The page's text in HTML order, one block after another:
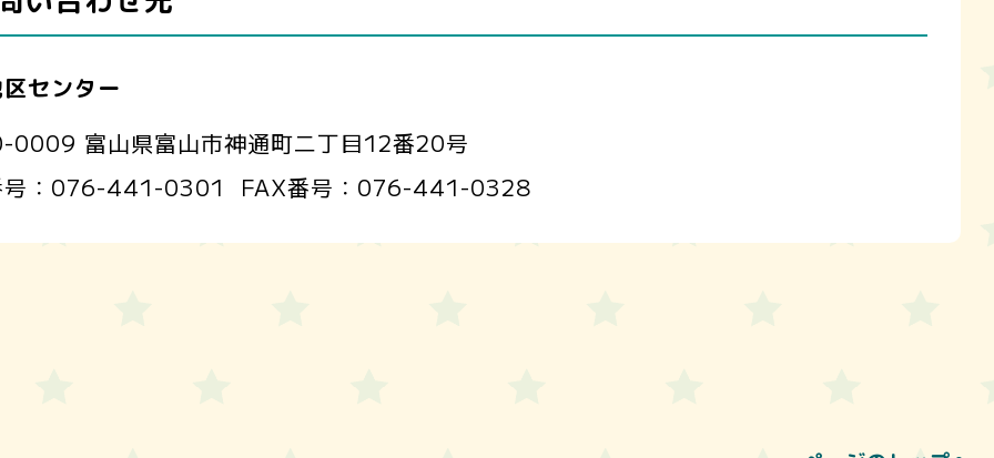
センター
0009 富山県富山市神通町二丁目12番20号
： 076-441-0301 FAX番号： 076-441-0328